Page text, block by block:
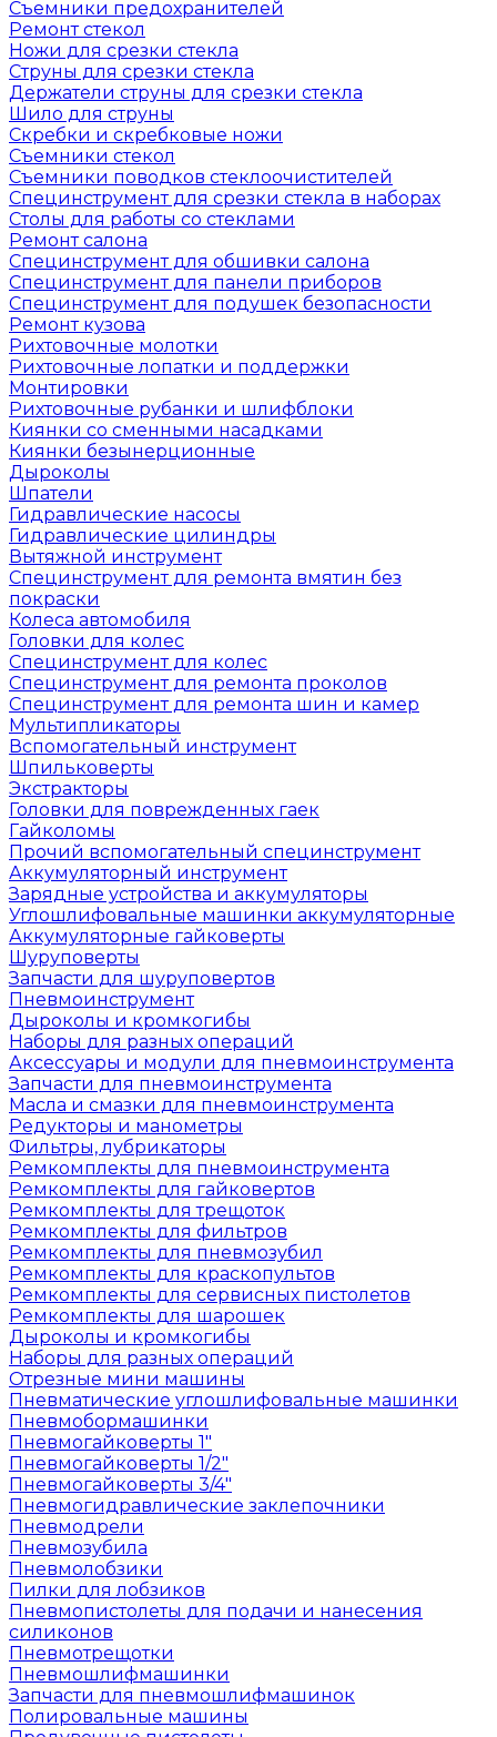
Съемники предохранителей
Ремонт стекол
Ножи для срезки стекла
Струны для срезки стекла
Держатели струны для срезки стекла
Шило для струны
Скребки и скребковые ножи
Съемники стекол
Съемники поводков стеклоочистителей
Специнструмент для срезки стекла в наборах
Столы для работы со стеклами
Ремонт салона
Специнструмент для обшивки салона
Специнструмент для панели приборов
Специнструмент для подушек безопасности
Ремонт кузова
Рихтовочные молотки
Рихтовочные лопатки и поддержки
Монтировки
Рихтовочные рубанки и шлифблоки
Киянки со сменными насадками
Киянки безынерционные
Дыроколы
Шпатели
Гидравлические насосы
Гидравлические цилиндры
Вытяжной инструмент
Специнструмент для ремонта вмятин без
покраски
Колеса автомобиля
Головки для колес
Специнструмент для колес
Специнструмент для ремонта проколов
Специнструмент для ремонта шин и камер
Мультипликаторы
Вспомогательный инструмент
Шпильковерты
Экстракторы
Головки для поврежденных гаек
Гайколомы
Прочий вспомогательный специнструмент
Аккумуляторный инструмент
Зарядные устройства и аккумуляторы
Углошлифовальные машинки аккумуляторные
Аккумуляторные гайковерты
Шуруповерты
Запчасти для шуруповертов
Пневмоинструмент
Дыроколы и кромкогибы
Наборы для разных операций
Аксессуары и модули для пневмоинструмента
Запчасти для пневмоинструмента
Масла и смазки для пневмоинструмента
Редукторы и манометры
Фильтры, лубрикаторы
Ремкомплекты для пневмоинструмента
Ремкомплекты для гайковертов
Ремкомплекты для трещоток
Ремкомплекты для фильтров
Ремкомплекты для пневмозубил
Ремкомплекты для краскопультов
Ремкомплекты для сервисных пистолетов
Ремкомплекты для шарошек
Дыроколы и кромкогибы
Наборы для разных операций
Отрезные мини машины
Пневматические углошлифовальные машинки
Пневмобормашинки
Пневмогайковерты 1"
Пневмогайковерты 1/2"
Пневмогайковерты 3/4"
Пневмогидравлические заклепочники
Пневмодрели
Пневмозубила
Пневмолобзики
Пилки для лобзиков
Пневмопистолеты для подачи и нанесения
силиконов
Пневмотрещотки
Пневмошлифмашинки
Запчасти для пневмошлифмашинок
Полировальные машины